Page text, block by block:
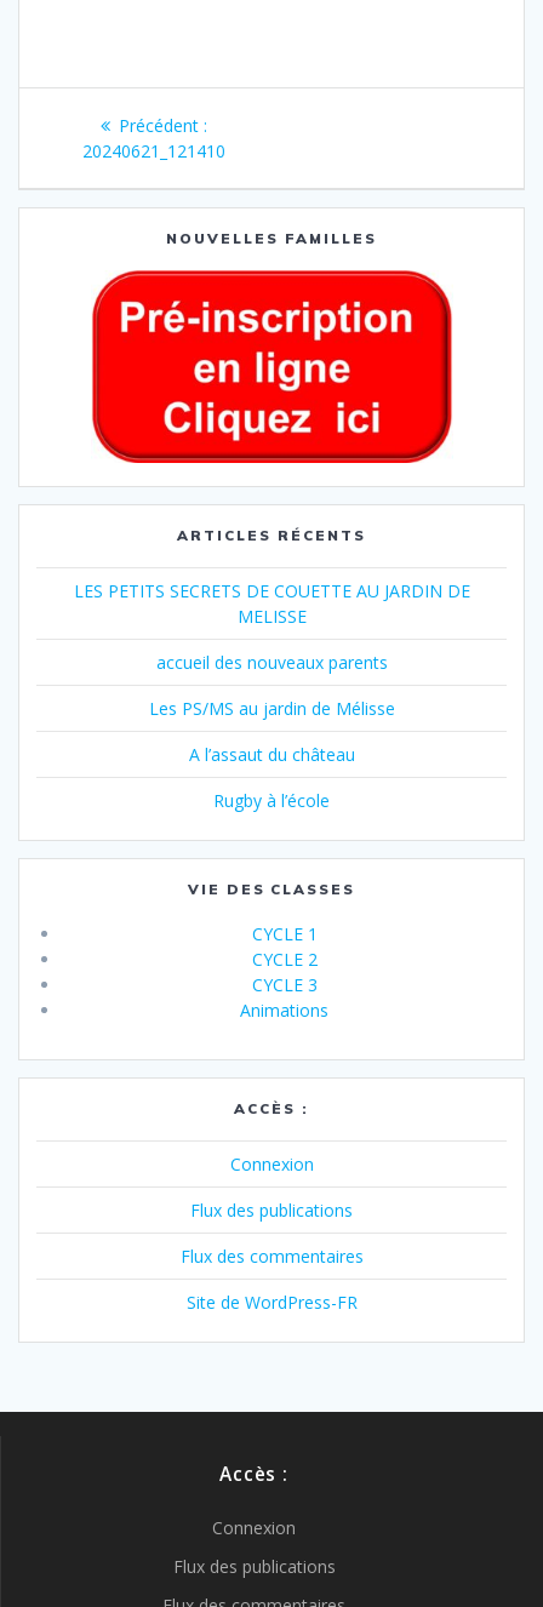
Précédent :
20240621_121410
NOUVELLES FAMILLES
ARTICLES RÉCENTS
LES PETITS SECRETS DE COUETTE AU JARDIN DE
MELISSE
accueil des nouveaux parents
Les PS/MS au jardin de Mélisse
A l’assaut du château
Rugby à l’école
VIE DES CLASSES
CYCLE 1
CYCLE 2
CYCLE 3
Animations
ACCÈS :
Connexion
Flux des publications
Flux des commentaires
Site de WordPress-FR
Accès :
Connexion
Flux des publications